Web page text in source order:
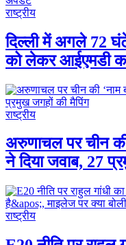
राष्ट्रीय
दिल्ली में अगले 72
को लेकर आईएमडी
राष्ट्रीय
अरुणाचल पर चीन की
ने दिया जवाब, 27
राष्ट्रीय